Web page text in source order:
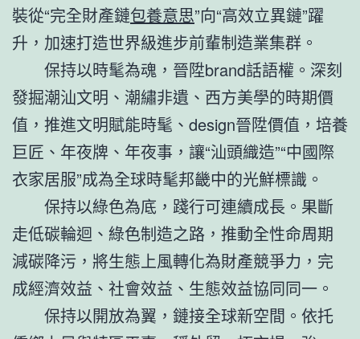
裝從“完全財產鏈包養意思”向“高效立異鏈”躍
升，加速打造世界級進步前輩制造業集群。
保持以時髦為魂，晉陞brand話語權。深刻
發掘潮汕文明、潮繡非遺、西方美學的時期價
值，推進文明賦能時髦、design晉陞價值，培養
巨匠、年夜牌、年夜事，讓“汕頭織造”“中國際
衣家居服”成為全球時髦邦畿中的光鮮標識。
保持以綠色為底，踐行可連續成長。果斷
走低碳輪迴、綠色制造之路，推動全性命周期
減碳降污，將生態上風轉化為財產競爭力，完
成經濟效益、社會效益、生態效益協同同一。
保持以開放為翼，鏈接全球新空間。依托